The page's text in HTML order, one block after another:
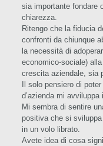
sia importante fondare
chiarezza.
Ritengo che la fiducia
confronti da chiunque
la necessità di
economico-sociale)
crescita aziendale, sia
Il solo pensiero di
d’azienda mi
Mi sembra di sentire
positiva che si
in un volo librato.
Avete idea di cosa